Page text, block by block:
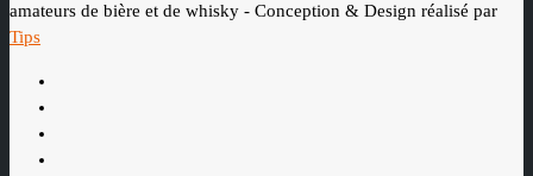
amateurs de bière et de whisky - Conception & Design réalisé par
Tips